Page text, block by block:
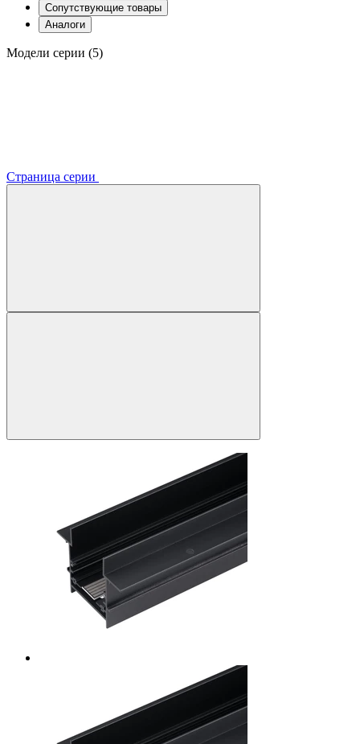
Сопутствующие товары
Аналоги
Модели серии (5)
Страница серии